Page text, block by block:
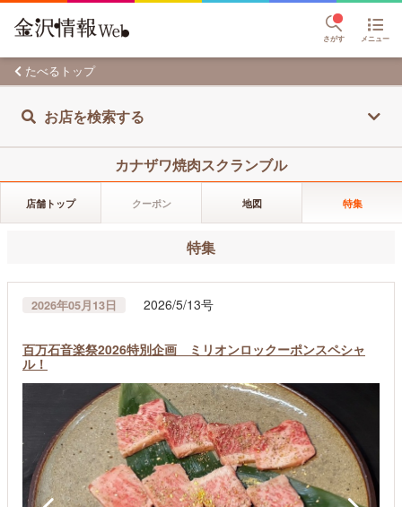
さがす メニュー
たべるトップ
お店を検索する
カナザワ焼肉スクランブル
店舗トップ クーポン 地図 特集
特集
2026年05月13日 2026/5/13号
百万石音楽祭2026特別企画 ミリオンロックーポンスペシャ
ル！